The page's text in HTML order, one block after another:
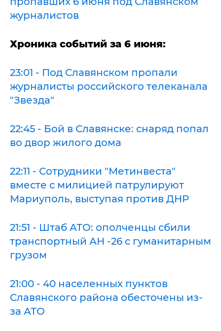
журналистов
Хроника событий за 6 июня:
23:01 - Под Славянском пропали
журналисты российского телеканала
"Звезда"
22:45 - Бой в Славянске: снаряд попал
во двор жилого дома
22:11 - Сотрудники "Метинвеста"
вместе с милицией патрулируют
Мариуполь, выступая против ДНР
21:51 - Штаб АТО: ополченцы сбили
транспортный АН -26 с гуманитарным
грузом
21:00 - 40 населенных пунктов
Славянского района обесточены из-
за АТО